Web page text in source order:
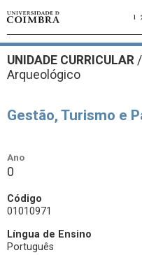
UNIDADE CURRICULAR /
Arqueológico
Gestão, Turismo e
Ano
0
Código
01010971
Língua de Ensino
Português